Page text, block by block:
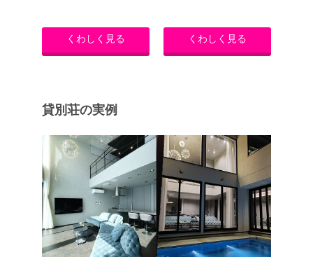
くわしく見る くわしく見る
貸別荘の実例